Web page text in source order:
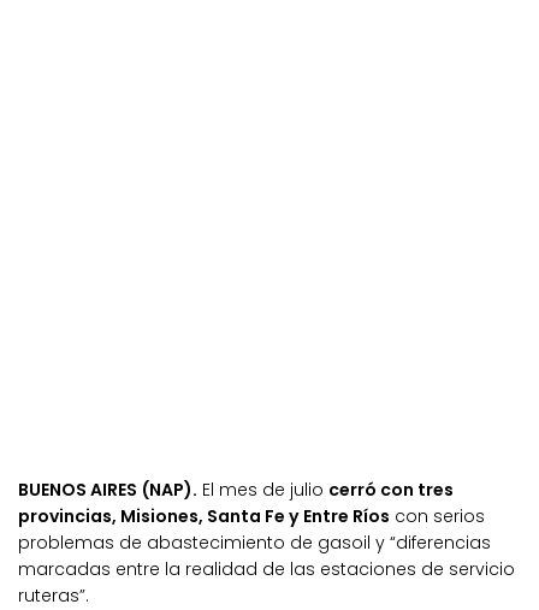
BUENOS AIRES (NAP). El mes de julio cerró con tres
provincias, Misiones, Santa Fe y Entre Ríos con serios
problemas de abastecimiento de gasoil y “diferencias
marcadas entre la realidad de las estaciones de servicio
ruteras”.